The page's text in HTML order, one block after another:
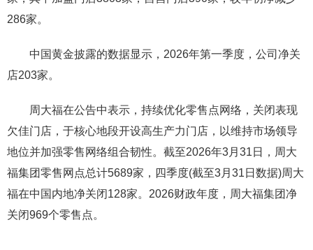
286家。
中国黄金披露的数据显示，2026年第一季度，公司净关
店203家。
周大福在公告中表示，持续优化零售点网络，关闭表现
欠佳门店，于核心地段开设高生产力门店，以维持市场领导
地位并加强零售网络组合韧性。截至2026年3月31日，周大
福集团零售网点总计5689家，四季度(截至3月31日数据)周大
福在中国内地净关闭128家。2026财政年度，周大福集团净
关闭969个零售点。